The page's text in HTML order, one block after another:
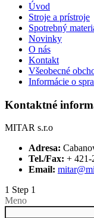
Úvod
Stroje a prístroje
Spotrebný
Novinky
O nás
Kontakt
Všeobecné
Informácie o
Kontaktné
MITAR s.r.o
Adresa:
Tel./Fax: + 421-
Email:
1 Step 1
Meno